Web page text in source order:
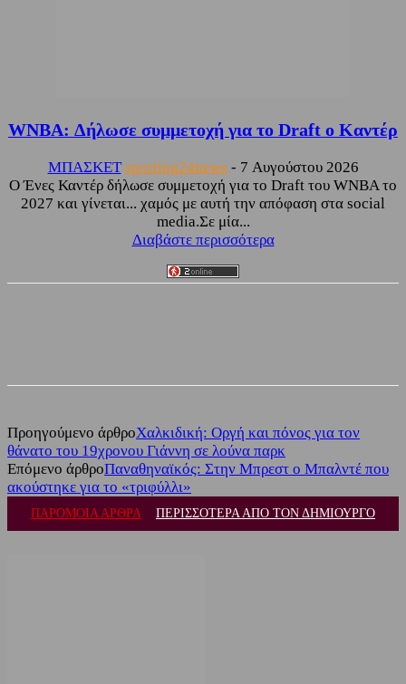
WNBA: Δήλωσε συμμετοχή για το Draft ο Καντέρ
ΜΠΑΣΚΕΤ sporting24news - 7 Αυγούστου 2026
Ο Ένες Καντέρ δήλωσε συμμετοχή για το Draft του WNBA το
2027 και γίνεται... χαμός με αυτή την απόφαση στα social
media.Σε μία...
Διαβάστε περισσότερα
Προηγούμενο άρθροΧαλκιδική: Οργή και πόνος για τον
θάνατο του 19χρονου Γιάννη σε λούνα παρκ
Επόμενο άρθροΠαναθηναϊκός: Στην Μπρεστ ο Μπαλντέ που
ακούστηκε για το «τριφύλλι»
ΠΑΡΟΜΟΙΑ ΑΡΘΡΑ ΠΕΡΙΣΣΟΤΕΡΑ ΑΠΟ ΤΟΝ ΔΗΜΙΟΥΡΓΟ